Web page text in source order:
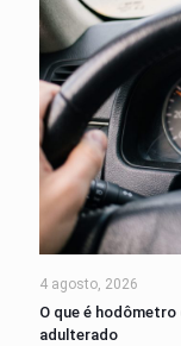
4 agosto, 2026
O que é
adulterado